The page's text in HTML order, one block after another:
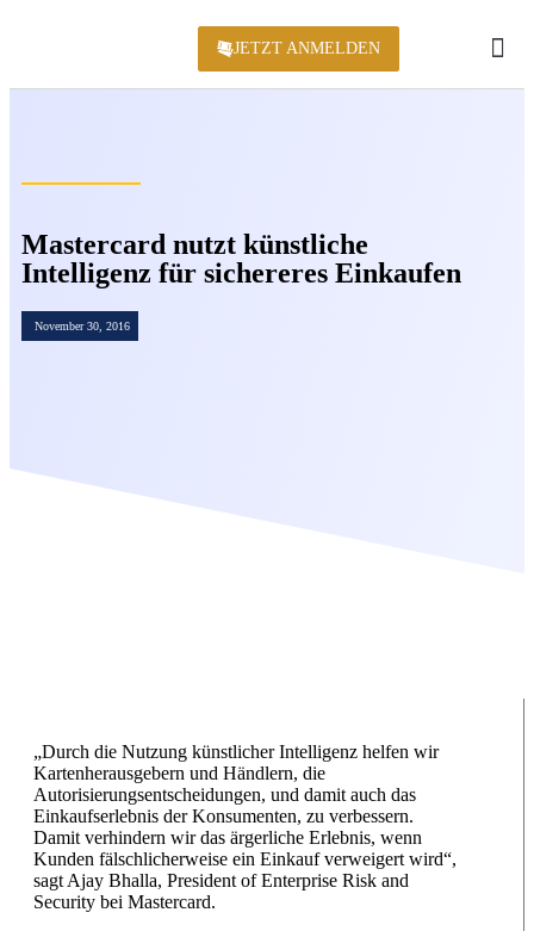
JETZT ANMELDEN
Mastercard nutzt künstliche
Intelligenz für sichereres Einkaufen
November 30, 2016
„Durch die Nutzung künstlicher Intelligenz helfen wir
Kartenherausgebern und Händlern, die
Autorisierungsentscheidungen, und damit auch das
Einkaufserlebnis der Konsumenten, zu verbessern.
Damit verhindern wir das ärgerliche Erlebnis, wenn
Kunden fälschlicherweise ein Einkauf verweigert wird“,
sagt Ajay Bhalla, President of Enterprise Risk and
Security bei Mastercard.